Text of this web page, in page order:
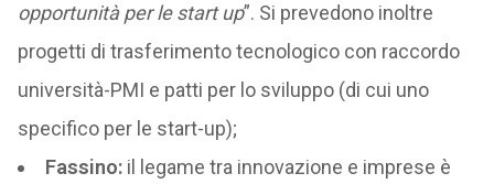
opportunità per le start up”. Si prevedono inoltre
progetti di trasferimento tecnologico con raccordo
università-PMI e patti per lo sviluppo (di cui uno
specifico per le start-up);
Fassino: il legame tra innovazione e imprese è